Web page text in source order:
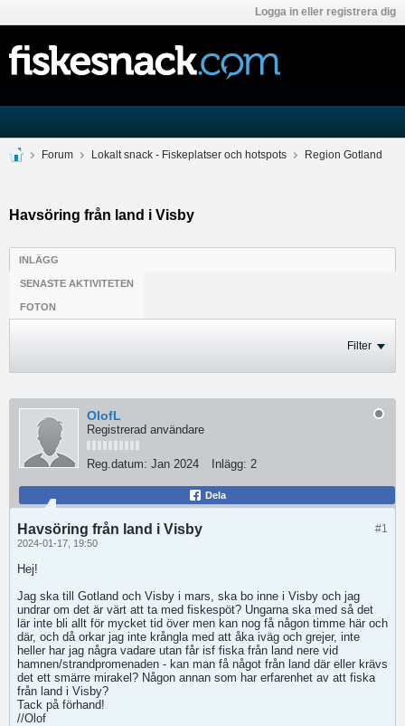
Logga in eller registrera dig
Forum Lokalt snack - Fiskeplatser och hotspots Region Gotland
Havsöring från land i Visby
INLÄGG
SENASTE AKTIVITETEN
FOTON
Filter
OIofL
Registrerad användare
Reg.datum: Jan 2024 Inlägg: 2
Dela
#1
Havsöring från land i Visby
2024-01-17, 19:50
Hej!
Jag ska till Gotland och Visby i mars, ska bo inne i Visby och jag
undrar om det är värt att ta med fiskespöt? Ungarna ska med så det
lär inte bli allt för mycket tid över men kan nog få någon timme här och
där, och då orkar jag inte krångla med att åka iväg och grejer, inte
heller har jag några vadare utan får isf fiska från land nere vid
hamnen/strandpromenaden - kan man få något från land där eller krävs
det ett smärre mirakel? Någon annan som har erfarenhet av att fiska
från land i Visby?
Tack på förhand!
//Olof